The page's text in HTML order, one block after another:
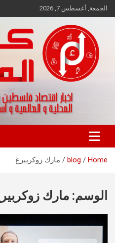
Skip
to
الجمعة, أغسطس 7, 2026
كواليس المال
اخبار اقتصاد فلسطين و العالم و
Home
blog مارك زوكربيرغ
الوسم: مارك